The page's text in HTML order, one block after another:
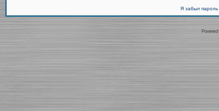
Я забыл пароль